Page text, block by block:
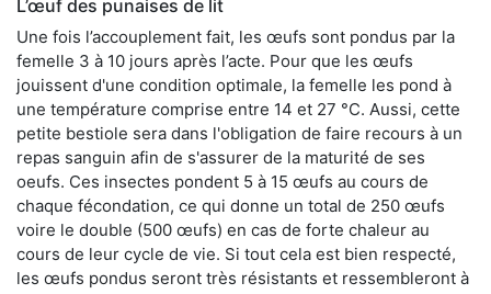
L’œuf des punaises de lit
Une fois l’accouplement fait, les œufs sont pondus par la
femelle 3 à 10 jours après l’acte. Pour que les œufs
jouissent d'une condition optimale, la femelle les pond à
une température comprise entre 14 et 27 °C. Aussi, cette
petite bestiole sera dans l'obligation de faire recours à un
repas sanguin afin de s'assurer de la maturité de ses
oeufs. Ces insectes pondent 5 à 15 œufs au cours de
chaque fécondation, ce qui donne un total de 250 œufs
voire le double (500 œufs) en cas de forte chaleur au
cours de leur cycle de vie. Si tout cela est bien respecté,
les œufs pondus seront très résistants et ressembleront à